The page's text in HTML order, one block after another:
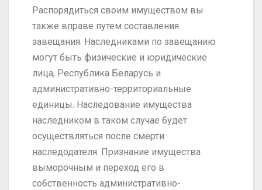
Распорядиться своим имуществом вы
также вправе путем составления
завещания. Наследниками по завещанию
могут быть физические и юридические
лица, Республика Беларусь и
административно-территориальные
единицы. Наследование имущества
наследником в таком случае будет
осуществляться после смерти
наследодателя. Признание имущества
выморочным и переход его в
собственность административно-